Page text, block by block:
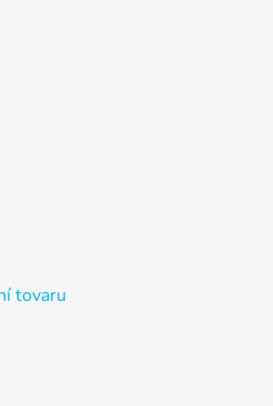
tovaru